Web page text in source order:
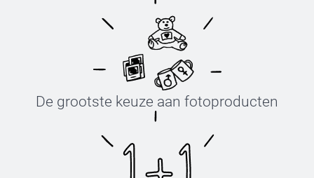
De grootste keuze aan fotoproducten